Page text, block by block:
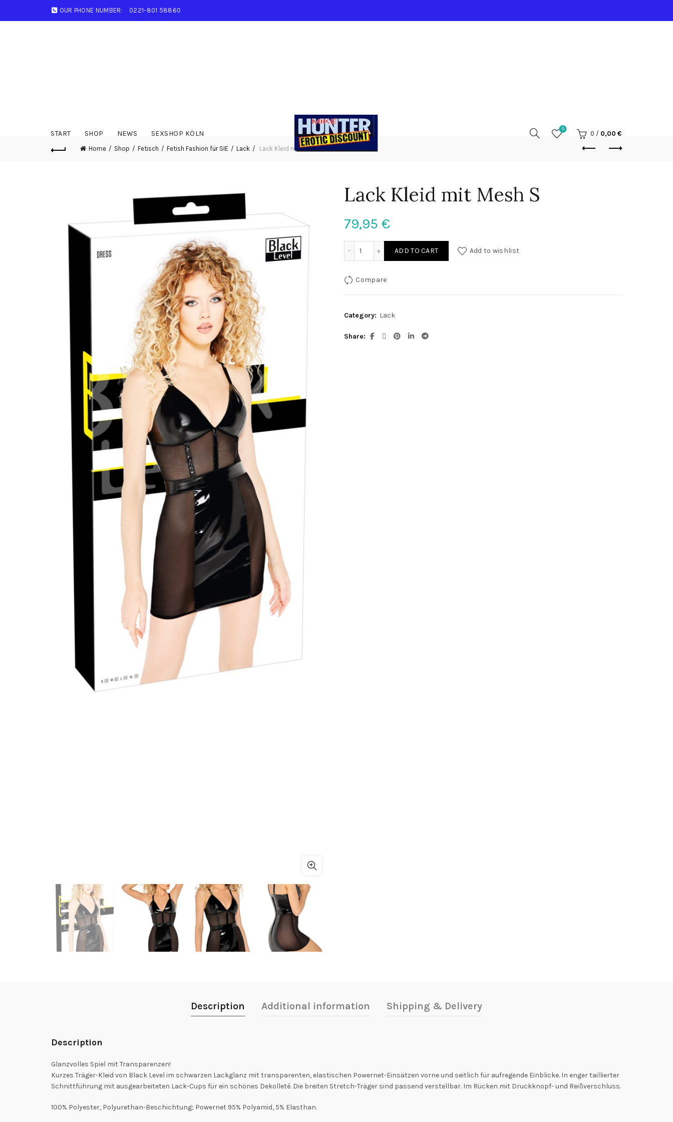
OUR PHONE NUMBER: 0221-801 58860
START SHOP NEWS SEXSHOP KÖLN
0
0 / 0,00 €
Home Shop Fetisch Fetish Fashion für SIE Lack Lack Kleid mit Mesh S
Lack Kleid mit Mesh S
79,95 €
Lack Kleid mit Mesh S quantity
ADD TO CART Add to wishlist
Compare
Category: Lack
Share
Description Additional information Shipping & Delivery
Description
Glanzvolles Spiel mit Transparenzen!
Kurzes Träger-Kleid von Black Level im schwarzen Lackglanz mit transparenten, elastischen Powernet-Einsätzen vorne und seitlich für aufregende Einblicke. In enger taillierter
Schnittführung mit ausgearbeiteten Lack-Cups für ein schönes Dekolleté. Die breiten Stretch-Träger sind passend verstellbar. Im Rücken mit Druckknopf- und Reißverschluss.
100% Polyester, Polyurethan-Beschichtung; Powernet 95% Polyamid, 5% Elasthan.